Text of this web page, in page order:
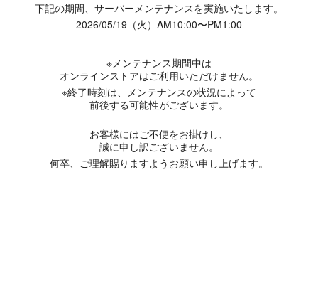
下記の期間、サーバーメンテナンスを実施いたします。
2026/05/19（火）AM10:00〜PM1:00
※メンテナンス期間中は
オンラインストアはご利用いただけません。
※終了時刻は、メンテナンスの状況によって
前後する可能性がございます。
お客様にはご不便をお掛けし、
誠に申し訳ございません。
何卒、ご理解賜りますようお願い申し上げます。